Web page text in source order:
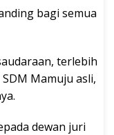
bagi semua
terlebih
Mamuju asli,
dewan juri